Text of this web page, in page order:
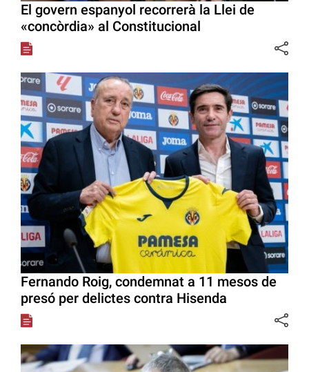
El govern espanyol recorrerà la Llei de
«concòrdia» al Constitucional
Fernando Roig, condemnat a 11 mesos de
presó per delictes contra Hisenda